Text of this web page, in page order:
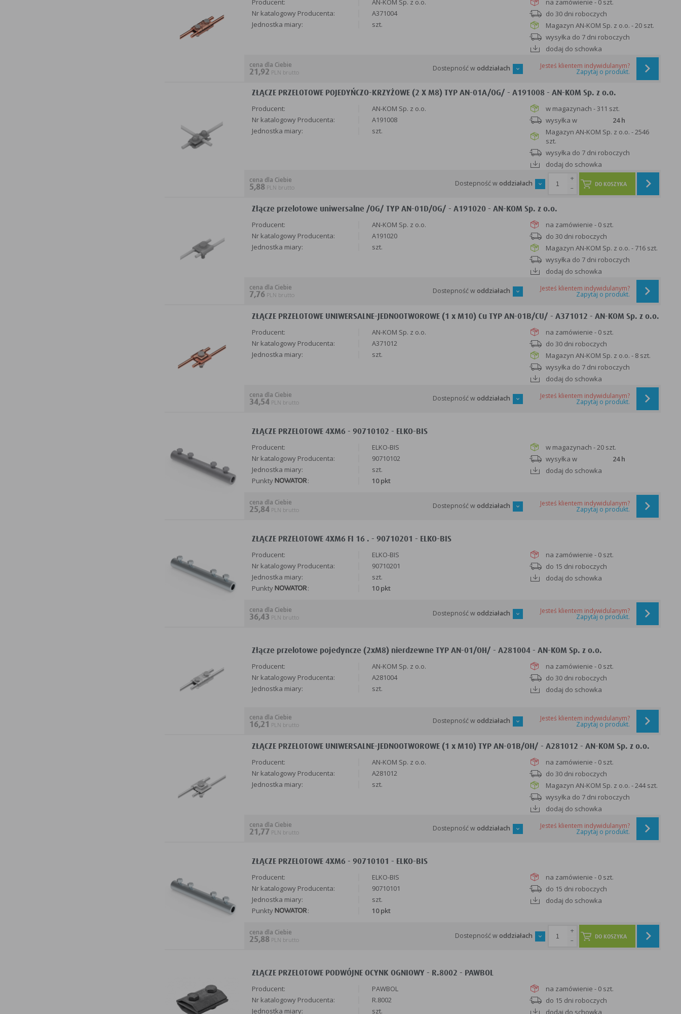
Producent:
AN-KOM Sp. z o.o.
Nr katalogowy Producenta:
A371004
Jednostka miary:
szt.
na zamówienie - 0 szt.
do 30 dni roboczych
Magazyn AN-KOM Sp. z o.o. - 20 szt.
wysyłka do 7 dni roboczych
dodaj do schowka
cena dla Ciebie
21,92 PLN brutto Dostepność woddziałach Jesteś klientem indywidulanym?
Zapytaj o produkt.
ZŁĄCZE PRZELOTOWE POJEDYŃCZO-KRZYŻOWE (2 X M8) TYP AN-01A/OG/ - A191008 - AN-KOM Sp. z o.o.
Producent:
AN-KOM Sp. z o.o.
Nr katalogowy Producenta:
A191008
Jednostka miary:
szt.
w magazynach - 311 szt.
wysyłka w
24 h
Magazyn AN-KOM Sp. z o.o. - 2546
szt.
wysyłka do 7 dni roboczych
dodaj do schowka
cena dla Ciebie
5,88 PLN brutto Dostepność woddziałach
-
+
DO KOSZYKA
Złącze przelotowe uniwersalne /OG/ TYP AN-01D/OG/ - A191020 - AN-KOM Sp. z o.o.
Producent:
AN-KOM Sp. z o.o.
Nr katalogowy Producenta:
A191020
Jednostka miary:
szt.
na zamówienie - 0 szt.
do 30 dni roboczych
Magazyn AN-KOM Sp. z o.o. - 716 szt.
wysyłka do 7 dni roboczych
dodaj do schowka
cena dla Ciebie
7,76 PLN brutto Dostepność woddziałach Jesteś klientem indywidulanym?
Zapytaj o produkt.
ZŁĄCZE PRZELOTOWE UNIWERSALNE-JEDNOOTWOROWE (1 x M10) Cu TYP AN-01B/CU/ - A371012 - AN-KOM Sp. z o.o.
Producent:
AN-KOM Sp. z o.o.
Nr katalogowy Producenta:
A371012
Jednostka miary:
szt.
na zamówienie - 0 szt.
do 30 dni roboczych
Magazyn AN-KOM Sp. z o.o. - 8 szt.
wysyłka do 7 dni roboczych
dodaj do schowka
cena dla Ciebie
34,54 PLN brutto Dostepność woddziałach Jesteś klientem indywidulanym?
Zapytaj o produkt.
ZŁĄCZE PRZELOTOWE 4XM6 - 90710102 - ELKO-BIS
Producent:
ELKO-BIS
Nr katalogowy Producenta:
90710102
Jednostka miary:
szt.
Punkty
: 10 pkt
w magazynach - 20 szt.
wysyłka w
24 h
dodaj do schowka
cena dla Ciebie
25,84 PLN brutto Dostepność woddziałach Jesteś klientem indywidulanym?
Zapytaj o produkt.
ZŁĄCZE PRZELOTOWE 4XM6 FI 16 . - 90710201 - ELKO-BIS
Producent:
ELKO-BIS
Nr katalogowy Producenta:
90710201
Jednostka miary:
szt.
Punkty
: 10 pkt
na zamówienie - 0 szt.
do 15 dni roboczych
dodaj do schowka
cena dla Ciebie
36,43 PLN brutto Dostepność woddziałach Jesteś klientem indywidulanym?
Zapytaj o produkt.
Złącze przelotowe pojedyncze (2xM8) nierdzewne TYP AN-01/OH/ - A281004 - AN-KOM Sp. z o.o.
Producent:
AN-KOM Sp. z o.o.
Nr katalogowy Producenta:
A281004
Jednostka miary:
szt.
na zamówienie - 0 szt.
do 30 dni roboczych
dodaj do schowka
cena dla Ciebie
16,21 PLN brutto Dostepność woddziałach Jesteś klientem indywidulanym?
Zapytaj o produkt.
ZŁĄCZE PRZELOTOWE UNIWERSALNE-JEDNOOTWOROWE (1 x M10) TYP AN-01B/OH/ - A281012 - AN-KOM Sp. z o.o.
Producent:
AN-KOM Sp. z o.o.
Nr katalogowy Producenta:
A281012
Jednostka miary:
szt.
na zamówienie - 0 szt.
do 30 dni roboczych
Magazyn AN-KOM Sp. z o.o. - 244 szt.
wysyłka do 7 dni roboczych
dodaj do schowka
cena dla Ciebie
21,77 PLN brutto Dostepność woddziałach Jesteś klientem indywidulanym?
Zapytaj o produkt.
ZŁĄCZE PRZELOTOWE 4XM6 - 90710101 - ELKO-BIS
Producent:
ELKO-BIS
Nr katalogowy Producenta:
90710101
Jednostka miary:
szt.
Punkty
: 10 pkt
na zamówienie - 0 szt.
do 15 dni roboczych
dodaj do schowka
cena dla Ciebie
25,88 PLN brutto Dostepność woddziałach
-
+
DO KOSZYKA
ZŁĄCZE PRZELOTOWE PODWÓJNE OCYNK OGNIOWY - R.8002 - PAWBOL
Producent:
PAWBOL
Nr katalogowy Producenta:
R.8002
Jednostka miary:
szt.
na zamówienie - 0 szt.
do 15 dni roboczych
dodaj do schowka